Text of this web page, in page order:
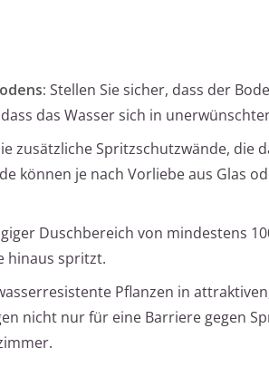
Stellen Sie sicher, dass der
das Wasser sich in
zusätzliche Spritzschutzwände, die
können je nach Vorliebe aus Glas
Duschbereich von mindestens
hinaus spritzt.
Pflanzen in
nicht nur für eine Barriere gegen